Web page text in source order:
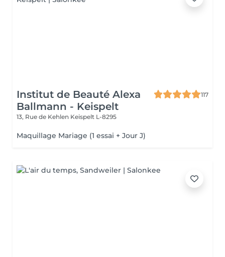
Institut de Beauté Alexa
Ballmann - Keispelt
117
13, Rue de Kehlen Keispelt L-8295
Maquillage Mariage (1 essai + Jour J)